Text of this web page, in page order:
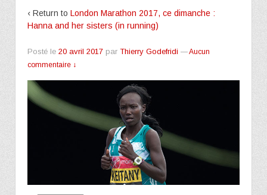
‹ Return to London Marathon 2017, ce dimanche :
Hanna and her sisters (in running)
Posté le 20 avril 2017 par Thierry Godefridi —Aucun
commentaire ↓